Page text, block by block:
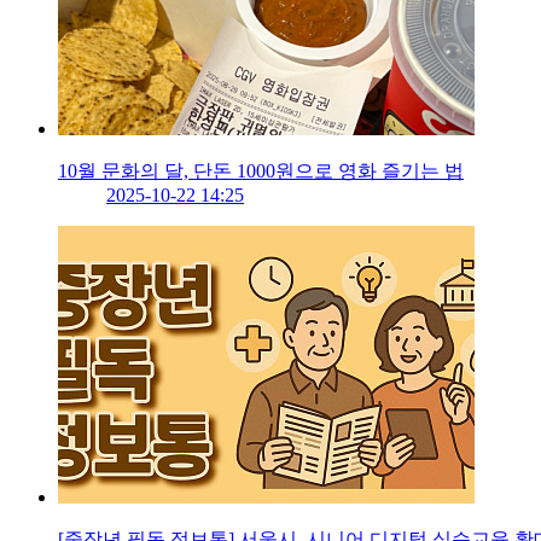
10월 문화의 달, 단돈 1000원으로 영화 즐기는 법
2025-10-22 14:25